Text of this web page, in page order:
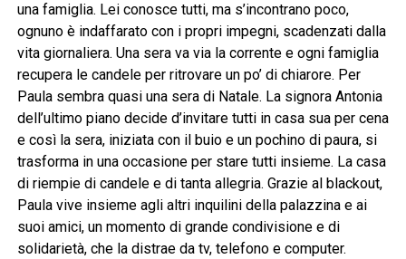
una famiglia. Lei conosce tutti, ma s’incontrano poco,
ognuno è indaffarato con i propri impegni, scadenzati dalla
vita giornaliera. Una sera va via la corrente e ogni famiglia
recupera le candele per ritrovare un po’ di chiarore. Per
Paula sembra quasi una sera di Natale. La signora Antonia
dell’ultimo piano decide d’invitare tutti in casa sua per cena
e così la sera, iniziata con il buio e un pochino di paura, si
trasforma in una occasione per stare tutti insieme. La casa
di riempie di candele e di tanta allegria. Grazie al blackout,
Paula vive insieme agli altri inquilini della palazzina e ai
suoi amici, un momento di grande condivisione e di
solidarietà, che la distrae da tv, telefono e computer.